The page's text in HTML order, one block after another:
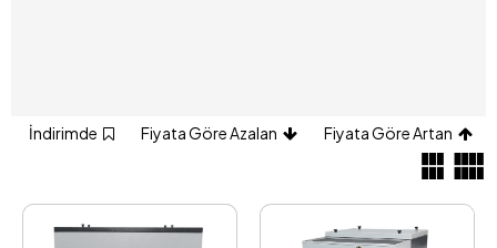
İndirimde Fiyata Göre Azalan Fiyata Göre Artan